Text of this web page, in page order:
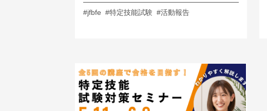
#jfbfe #特定技能試験 #活動報告